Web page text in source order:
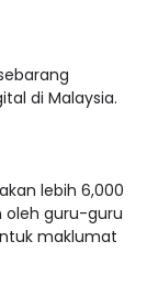
di Malaysia.
lebih 6,000
oleh guru-guru
maklumat